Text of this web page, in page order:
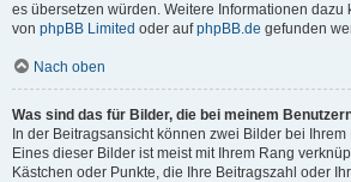
es übersetzen würden. Weitere Informationen dazu
von phpBB Limited oder aufphpBB.de gefunden
Nach oben
Was sind das für Bilder, die bei meinem
In der Beitragsansicht können zwei Bilder bei
Eines dieser Bilder ist meist mit Ihrem Rang
Kästchen oder Punkte, die Ihre Beitragszahl oder